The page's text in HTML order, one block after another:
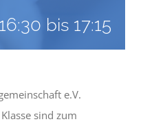
bis 17:15
e.V.
sind zum